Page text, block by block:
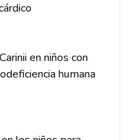
en niños con
humana